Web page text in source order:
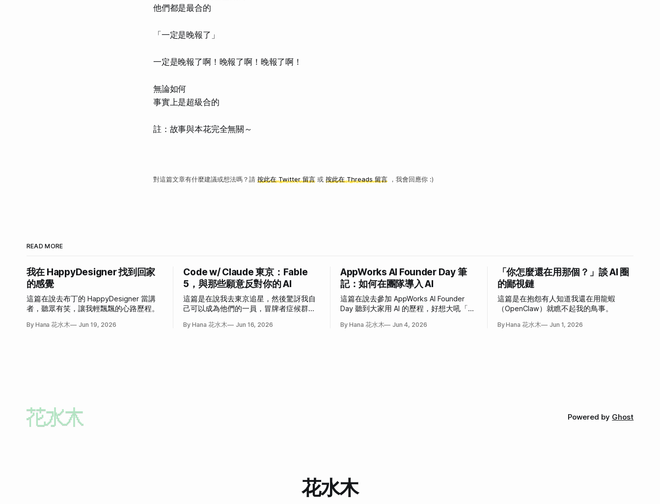
他們都是最合的
「一定是晚報了」
一定是晚報了啊！晚報了啊！晚報了啊！
無論如何
事實上是超級合的
註：故事與本花完全無關～
對這篇文章有什麼建議或想法嗎？請 按此在 Twitter 留言 或 按此在 Threads 留言 ，我會回應你 :)
READ MORE
我在 HappyDesigner 找到回家
的感覺
這篇在說去布丁的 HappyDesigner 當講
者，聽眾有笑，讓我輕飄飄的心路歷程。
By Hana 花水木 Jun 19, 2026
Code w/ Claude 東京：Fable
5，與那些願意反對你的 AI
這篇是在說我去東京追星，然後驚訝我自
己可以成為他們的一員，冒牌者症候群大
By Hana 花水木 Jun 16, 2026
AppWorks AI Founder Day 筆
記：如何在團隊導入 AI
這篇在說去參加 AppWorks AI Founder
Day 聽到大家用 AI 的歷程，好想大吼「我
By Hana 花水木 Jun 4, 2026
「你怎麼還在用那個？」談 AI 圈
的鄙視鏈
這篇是在抱怨有人知道我還在用龍蝦
（OpenClaw）就瞧不起我的鳥事。
By Hana 花水木 Jun 1, 2026
Powered by Ghost
花水木